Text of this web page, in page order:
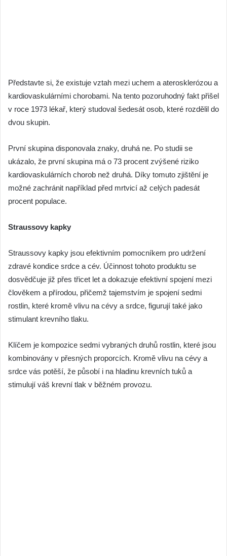
Představte si, že existuje vztah mezi uchem a aterosklerózou a
kardiovaskulárními chorobami. Na tento pozoruhodný fakt přišel
v roce 1973 lékař, který studoval šedesát osob, které rozdělil do
dvou skupin.
První skupina disponovala znaky, druhá ne. Po studii se
ukázalo, že první skupina má o 73 procent zvýšené riziko
kardiovaskulárních chorob než druhá. Díky tomuto zjištění je
možné zachránit například před mrtvicí až celých padesát
procent populace.
Straussovy kapky
Straussovy kapky jsou efektivním pomocníkem pro udržení
zdravé kondice srdce a cév. Účinnost tohoto produktu se
dosvědčuje již přes třicet let a dokazuje efektivní spojení mezi
člověkem a přírodou, přičemž tajemstvím je spojení sedmi
rostlin, které kromě vlivu na cévy a srdce, figurují také jako
stimulant krevního tlaku.
Klíčem je kompozice sedmi vybraných druhů rostlin, které jsou
kombinovány v přesných proporcích. Kromě vlivu na cévy a
srdce vás potěší, že působí i na hladinu krevních tuků a
stimulují váš krevní tlak v běžném provozu.